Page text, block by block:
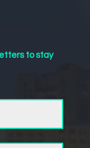
to stay